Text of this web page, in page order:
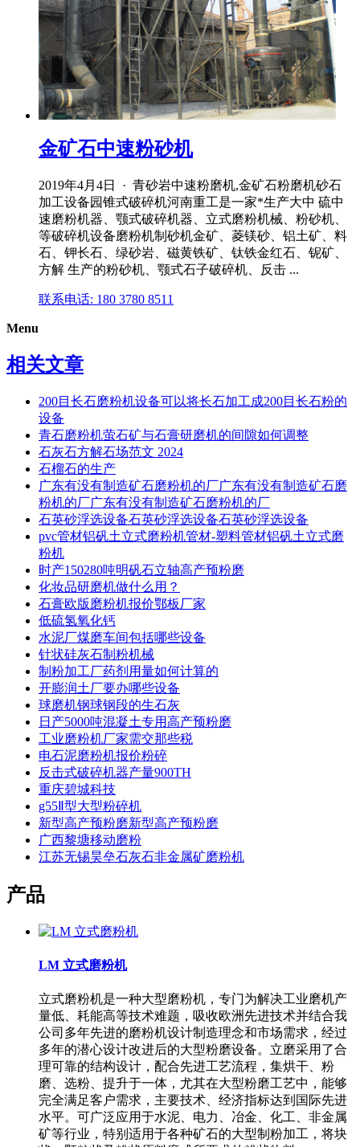
金矿石中速粉砂机
2019年4月4日 · 青砂岩中速粉磨机,金矿石粉磨机砂石
加工设备园锥式破碎机河南重工是一家*生产大中 硫中
速磨粉机器、颚式破碎机器、立式磨粉机械、粉砂机、
等破碎机设备磨粉机制砂机金矿、菱镁砂、铝土矿、料
石、钾长石、绿砂岩、磁黄铁矿、钛铁金红石、铌矿、
方解 生产的粉砂机、颚式石子破碎机、反击 ...
联系电话: 180 3780 8511
Menu
相关文章
200目长石磨粉机设备可以将长石加工成200目长石粉的
设备
青石磨粉机萤石矿与石膏研磨机的间隙如何调整
石灰石方解石场范文 2024
石榴石的生产
广东有没有制造矿石磨粉机的厂广东有没有制造矿石磨
粉机的厂广东有没有制造矿石磨粉机的厂
石英砂浮选设备石英砂浮选设备石英砂浮选设备
pvc管材铝矾土立式磨粉机管材-塑料管材铝矾土立式磨
粉机
时产150280吨明矾石立轴高产预粉磨
化妆品研磨机做什么用？
石膏欧版磨粉机报价鄂板厂家
低硫氢氧化钙
水泥厂煤磨车间包括哪些设备
针状硅灰石制粉机械
制粉加工厂药剂用量如何计算的
开膨润土厂要办哪些设备
球磨机钢球钢段的生石灰
日产5000吨混凝土专用高产预粉磨
工业磨粉机厂家需交那些税
电石泥磨粉机报价粉碎
反击式破碎机器产量900TH
重庆碧城科技
g55Ⅱ型大型粉碎机
新型高产预粉磨新型高产预粉磨
广西黎塘移动磨粉
江苏无锡昊垒石灰石非金属矿磨粉机
产品
LM 立式磨粉机
立式磨粉机是一种大型磨粉机，专门为解决工业磨机产
量低、耗能高等技术难题，吸收欧洲先进技术并结合我
公司多年先进的磨粉机设计制造理念和市场需求，经过
多年的潜心设计改进后的大型粉磨设备。立磨采用了合
理可靠的结构设计，配合先进工艺流程，集烘干、粉
磨、选粉、提升于一体，尤其在大型粉磨工艺中，能够
完全满足客户需求，主要技术、经济指标达到国际先进
水平。可广泛应用于水泥、电力、冶金、化工、非金属
矿等行业，特别适用于各种矿石的大型制粉加工，将块